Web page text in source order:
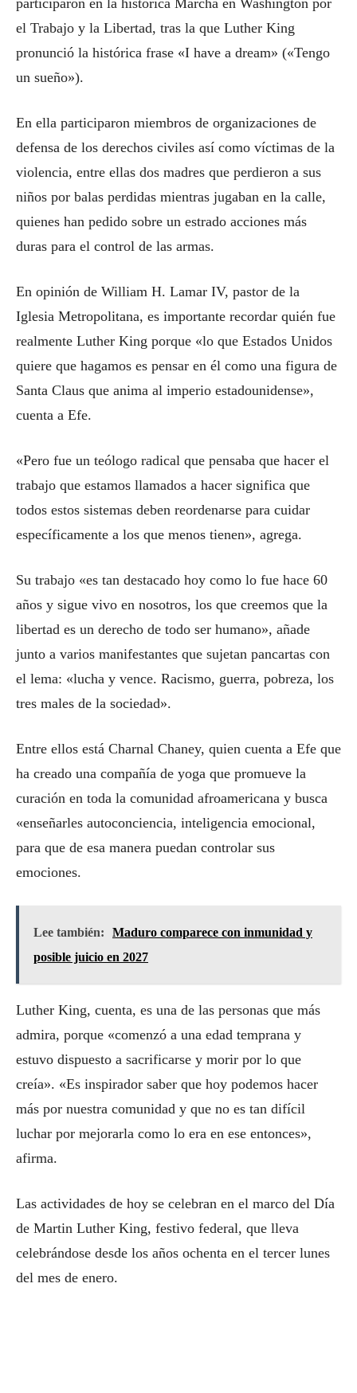
participaron en la histórica Marcha en Washington por
el Trabajo y la Libertad, tras la que Luther King
pronunció la histórica frase «I have a dream» («Tengo
un sueño»).
En ella participaron miembros de organizaciones de
defensa de los derechos civiles así como víctimas de la
violencia, entre ellas dos madres que perdieron a sus
niños por balas perdidas mientras jugaban en la calle,
quienes han pedido sobre un estrado acciones más
duras para el control de las armas.
En opinión de William H. Lamar IV, pastor de la
Iglesia Metropolitana, es importante recordar quién fue
realmente Luther King porque «lo que Estados Unidos
quiere que hagamos es pensar en él como una figura de
Santa Claus que anima al imperio estadounidense»,
cuenta a Efe.
«Pero fue un teólogo radical que pensaba que hacer el
trabajo que estamos llamados a hacer significa que
todos estos sistemas deben reordenarse para cuidar
específicamente a los que menos tienen», agrega.
Su trabajo «es tan destacado hoy como lo fue hace 60
años y sigue vivo en nosotros, los que creemos que la
libertad es un derecho de todo ser humano», añade
junto a varios manifestantes que sujetan pancartas con
el lema: «lucha y vence. Racismo, guerra, pobreza, los
tres males de la sociedad».
Entre ellos está Charnal Chaney, quien cuenta a Efe que
ha creado una compañía de yoga que promueve la
curación en toda la comunidad afroamericana y busca
«enseñarles autoconciencia, inteligencia emocional,
para que de esa manera puedan controlar sus
emociones.
Lee también:
Maduro comparece con inmunidad y
posible juicio en 2027
Luther King, cuenta, es una de las personas que más
admira, porque «comenzó a una edad temprana y
estuvo dispuesto a sacrificarse y morir por lo que
creía». «Es inspirador saber que hoy podemos hacer
más por nuestra comunidad y que no es tan difícil
luchar por mejorarla como lo era en ese entonces»,
afirma.
Las actividades de hoy se celebran en el marco del Día
de Martin Luther King, festivo federal, que lleva
celebrándose desde los años ochenta en el tercer lunes
del mes de enero.